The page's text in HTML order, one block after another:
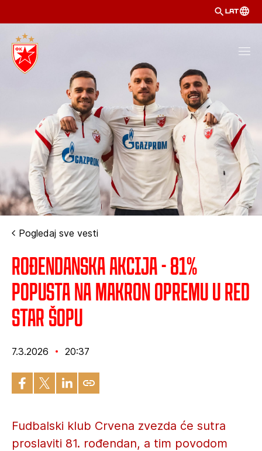
LAT
Pogledaj sve vesti
Rođendanska akcija - 81%
popusta na Makron opremu u Red
Star šopu
7.3.2026 20:37
Fudbalski klub Crvena zvezda će sutra
proslaviti 81. rođendan, a tim povodom